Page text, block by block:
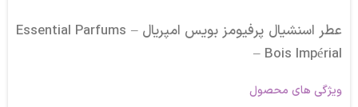
عطر اسنشیال پرفیومز بویس امپریال – Essential Parfums
– Bois Impérial
ویژگی های محصول